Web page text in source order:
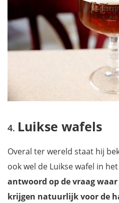
Luikse wafels
Overal ter wereld staat hij
ook wel de Luikse wafel in
antwoord op de vraag
krijgen natuurlijk voor de